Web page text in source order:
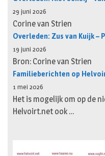
29 juni 2026
Corine van Strien
Overleden: Zus van Kuijk –
19 juni 2026
Bron: Corine van Strien
Familieberichten op
1 mei 2026
Het is mogelijk om op de
Helvoirt.net ook …